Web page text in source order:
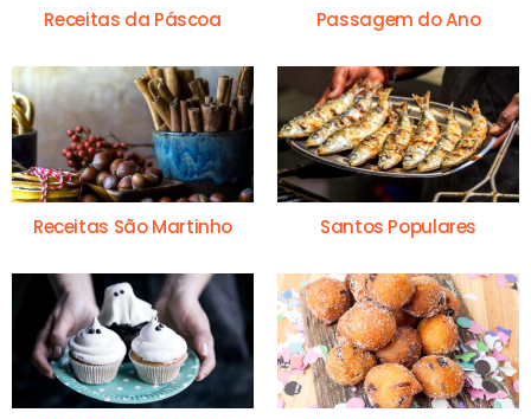
Receitas da Páscoa Passagem do Ano
Receitas São Martinho Santos Populares